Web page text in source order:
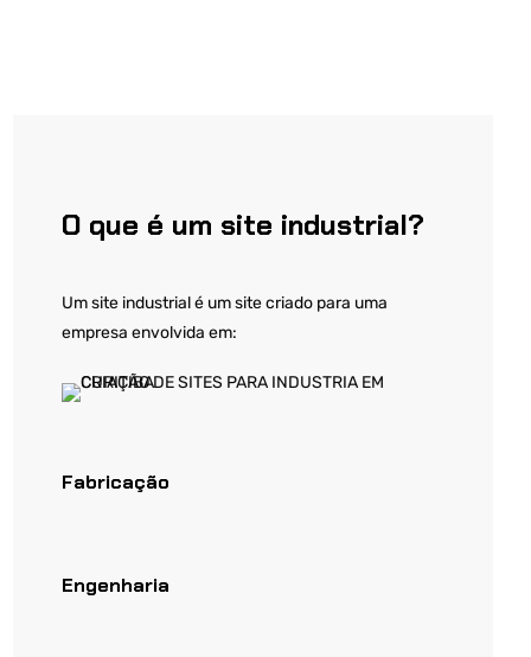
O que é um site industrial?
Um site industrial é um site criado para uma
empresa envolvida em:
Fabricação
Engenharia